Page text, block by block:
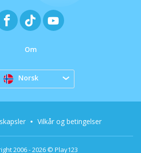
Om
Norsk
2006 - 2026 © Play123
Vilkår og betingelser